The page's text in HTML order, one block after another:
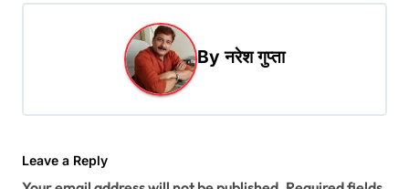
Byनरेश गुप्ता
Leave a Reply